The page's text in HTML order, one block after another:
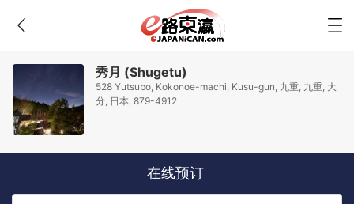
秀月 (Shugetu)
528 Yutsubo, Kokonoe-machi, Kusu-gun, 九重, 九重, 大
分, 日本, 879-4912
在线预订